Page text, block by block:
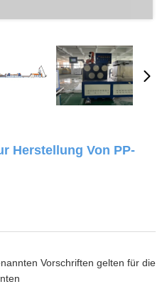
Herstellung Von PP-
Vorschriften gelten für die